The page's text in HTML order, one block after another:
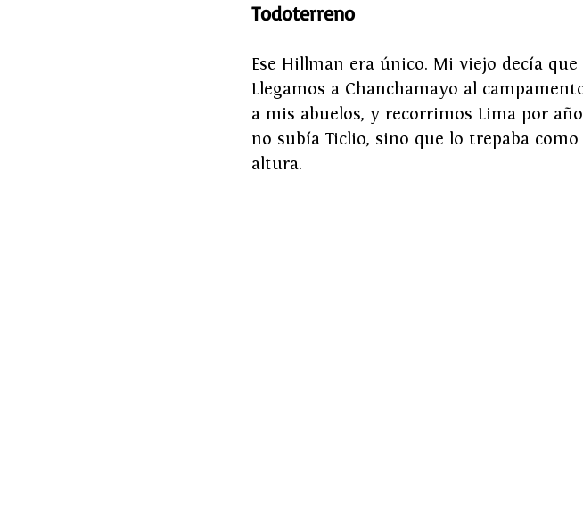
Todoterreno
Ese Hillman era único. Mi viejo decía
Llegamos a Chanchamayo al
a mis abuelos, y recorrimos Lima por
no subía Ticlio, sino que lo trepaba
altura.